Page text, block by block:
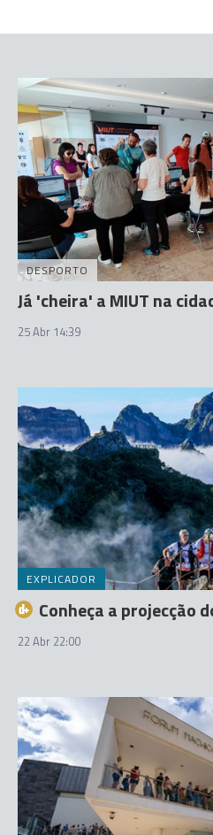
DESPORTO
Já 'cheira' a MIUT na
25 Abr 14:39
EXPLICADOR
Conheça a projecção
22 Abr 22:00